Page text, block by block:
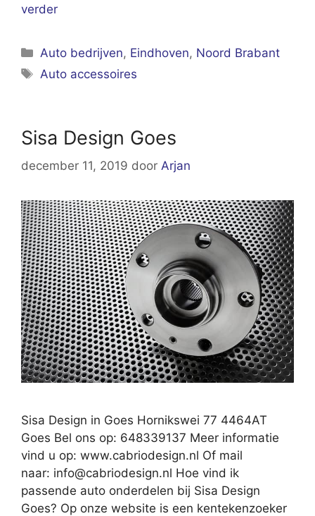
verder
Categorieën
Auto bedrijven, Eindhoven, Noord Brabant
Tags
Auto accessoires
Sisa Design Goes
december 11, 2019 door Arjan
Sisa Design in Goes Hornikswei 77 4464AT
Goes Bel ons op: 648339137 Meer informatie
vind u op: www.cabriodesign.nl Of mail
naar: info@cabriodesign.nl Hoe vind ik
passende auto onderdelen bij Sisa Design
Goes? Op onze website is een kentekenzoeker